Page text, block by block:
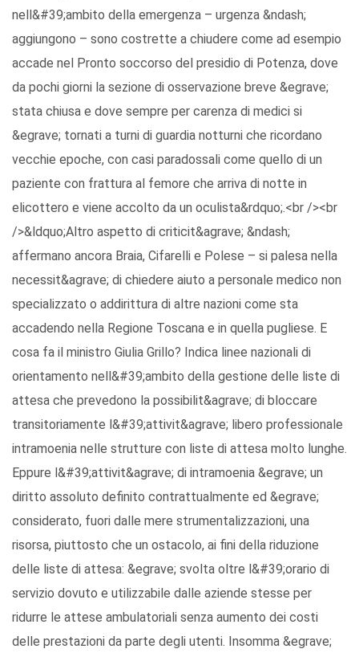
nell&#39;ambito della emergenza – urgenza &ndash;
aggiungono – sono costrette a chiudere come ad esempio
accade nel Pronto soccorso del presidio di Potenza, dove
da pochi giorni la sezione di osservazione breve &egrave;
stata chiusa e dove sempre per carenza di medici si
&egrave; tornati a turni di guardia notturni che ricordano
vecchie epoche, con casi paradossali come quello di un
paziente con frattura al femore che arriva di notte in
elicottero e viene accolto da un oculista&rdquo;.<br /><br
/>&ldquo;Altro aspetto di criticit&agrave; &ndash;
affermano ancora Braia, Cifarelli e Polese – si palesa nella
necessit&agrave; di chiedere aiuto a personale medico non
specializzato o addirittura di altre nazioni come sta
accadendo nella Regione Toscana e in quella pugliese. E
cosa fa il ministro Giulia Grillo? Indica linee nazionali di
orientamento nell&#39;ambito della gestione delle liste di
attesa che prevedono la possibilit&agrave; di bloccare
transitoriamente l&#39;attivit&agrave; libero professionale
intramoenia nelle strutture con liste di attesa molto lunghe.
Eppure l&#39;attivit&agrave; di intramoenia &egrave; un
diritto assoluto definito contrattualmente ed &egrave;
considerato, fuori dalle mere strumentalizzazioni, una
risorsa, piuttosto che un ostacolo, ai fini della riduzione
delle liste di attesa: &egrave; svolta oltre l&#39;orario di
servizio dovuto e utilizzabile dalle aziende stesse per
ridurre le attese ambulatoriali senza aumento dei costi
delle prestazioni da parte degli utenti. Insomma &egrave;